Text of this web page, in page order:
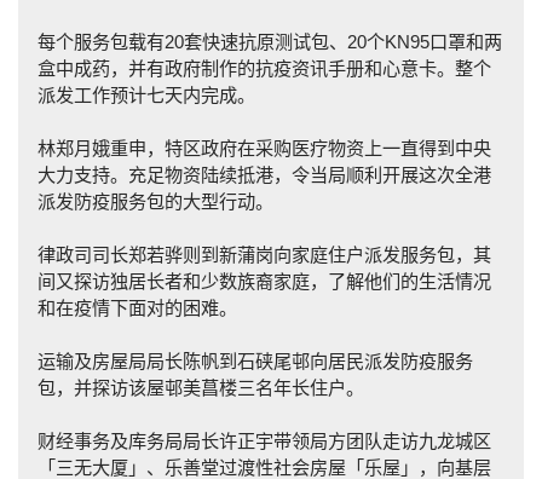
每个服务包载有20套快速抗原测试包、20个KN95口罩和两
盒中成药，并有政府制作的抗疫资讯手册和心意卡。整个
派发工作预计七天内完成。
林郑月娥重申，特区政府在采购医疗物资上一直得到中央
大力支持。充足物资陆续抵港，令当局顺利开展这次全港
派发防疫服务包的大型行动。
律政司司长郑若骅则到新蒲岗向家庭住户派发服务包，其
间又探访独居长者和少数族裔家庭，了解他们的生活情况
和在疫情下面对的困难。
运输及房屋局局长陈帆到石硖尾邨向居民派发防疫服务
包，并探访该屋邨美菖楼三名年长住户。
财经事务及库务局局长许正宇带领局方团队走访九龙城区
「三无大厦」、乐善堂过渡性社会房屋「乐屋」，向基层